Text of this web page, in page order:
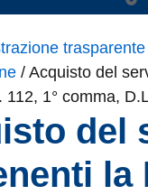
trasparente
/ Acquisto del
112, 1° comma,
del
la